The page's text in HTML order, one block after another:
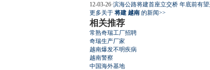
12-03-26·滨海公路将建首座立交桥 年底前有
更多关于 将建 越南 的新闻>>
相关推荐
常熟奇瑞工厂招聘
奇瑞生产厂家
越南爆发不明疾病
越南警察
中国海外基地